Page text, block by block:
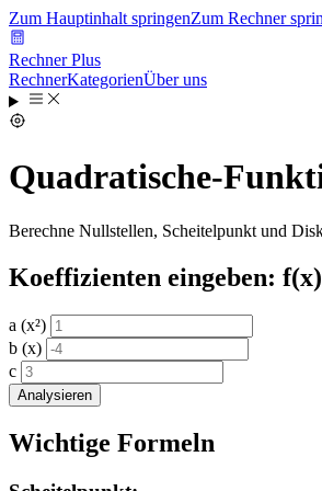
Zum Hauptinhalt springenZum Rechner
Rechner Plus
RechnerKategorienÜber uns
Quadratische-
Berechne Nullstellen, Scheitelpunkt und
Koeffizienten eingeben:
a (x²)
b (x)
c
Analysieren
Wichtige Formeln